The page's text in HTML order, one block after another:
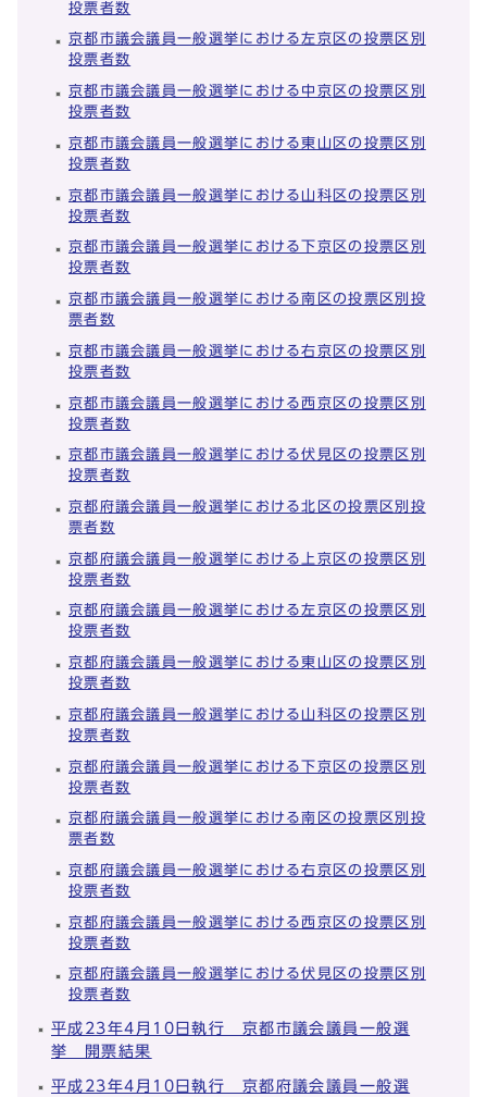
投票者数
京都市議会議員一般選挙における左京区の投票区別
投票者数
京都市議会議員一般選挙における中京区の投票区別
投票者数
京都市議会議員一般選挙における東山区の投票区別
投票者数
京都市議会議員一般選挙における山科区の投票区別
投票者数
京都市議会議員一般選挙における下京区の投票区別
投票者数
京都市議会議員一般選挙における南区の投票区別投
票者数
京都市議会議員一般選挙における右京区の投票区別
投票者数
京都市議会議員一般選挙における西京区の投票区別
投票者数
京都市議会議員一般選挙における伏見区の投票区別
投票者数
京都府議会議員一般選挙における北区の投票区別投
票者数
京都府議会議員一般選挙における上京区の投票区別
投票者数
京都府議会議員一般選挙における左京区の投票区別
投票者数
京都府議会議員一般選挙における東山区の投票区別
投票者数
京都府議会議員一般選挙における山科区の投票区別
投票者数
京都府議会議員一般選挙における下京区の投票区別
投票者数
京都府議会議員一般選挙における南区の投票区別投
票者数
京都府議会議員一般選挙における右京区の投票区別
投票者数
京都府議会議員一般選挙における西京区の投票区別
投票者数
京都府議会議員一般選挙における伏見区の投票区別
投票者数
平成23年4月10日執行 京都市議会議員一般選
挙 開票結果
平成23年4月10日執行 京都府議会議員一般選